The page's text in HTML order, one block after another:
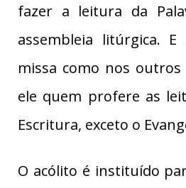
fazer a leitura da
assembleia litúrgica.
missa como nos outros
ele quem profere as
Escritura, exceto o
O acólito é instituído